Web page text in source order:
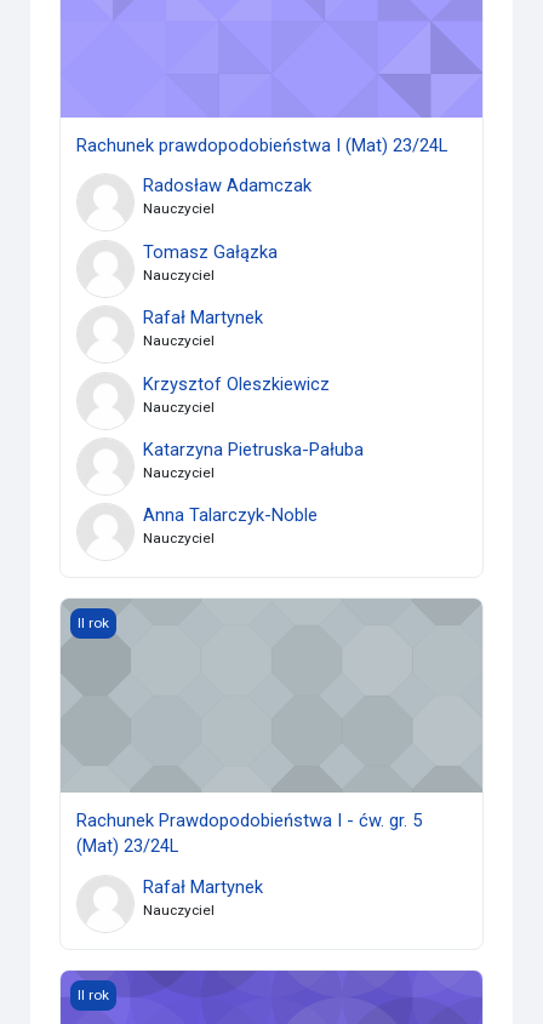
Rachunek prawdopodobieństwa I (Mat) 23/24L
Radosław Adamczak
Nauczyciel
Tomasz Gałązka
Nauczyciel
Rafał Martynek
Nauczyciel
Krzysztof Oleszkiewicz
Nauczyciel
Katarzyna Pietruska-Pałuba
Nauczyciel
Anna Talarczyk-Noble
Nauczyciel
Rachunek Prawdopodobieństwa I - ćw. gr. 5 (Mat) 23/24L
II rok
Rachunek Prawdopodobieństwa I - ćw. gr. 5
(Mat) 23/24L
Rafał Martynek
Nauczyciel
Analiza matematyczna II.2 (potok *) (Mat) 23/24L
II rok